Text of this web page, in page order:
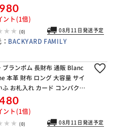
型 コンパクト レディース 革 レ
銭入れ コインケース
ント(1倍)
(0) 08月11日発送予定
BACKYARD FAMILY
ブランポム 長財布 通販 Blanc
本革 財布 ロング 大容量 サイ
ふ お札入れ カード コンパクト
型 革 レザー レディース 高校生
字ファスナー
ント(1倍)
(0) 08月11日発送予定